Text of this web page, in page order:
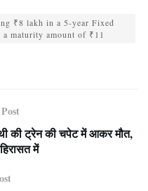
₹8 lakh in a 5-year Fixed
maturity amount of ₹11
की ट्रेन की चपेट में आकर मौत,
में